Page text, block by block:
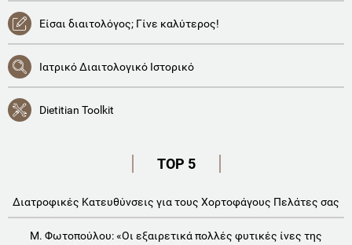
Είσαι διαιτολόγος; Γίνε καλύτερος!
Ιατρικό Διαιτολογικό Ιστορικό
Dietitian Toolkit
TOP 5
Διατροφικές Κατευθύνσεις για τους Χορτοφάγους Πελάτες σας
Μ. Φωτοπούλου: «Οι εξαιρετικά πολλές φυτικές ίνες της